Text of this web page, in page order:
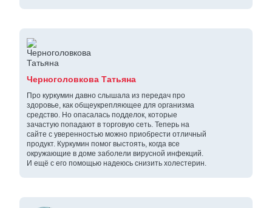
Черноголовкова Татьяна
Про куркумин давно слышала из передач про
здоровье, как общеукрепляющее для организма
средство. Но опасалась подделок, которые
зачастую попадают в торговую сеть. Теперь на
сайте с уверенностью можно приобрести отличный
продукт. Куркумин помог выстоять, когда все
окружающие в доме заболели вирусной инфекций.
И ещё с его помощью надеюсь снизить холестерин.